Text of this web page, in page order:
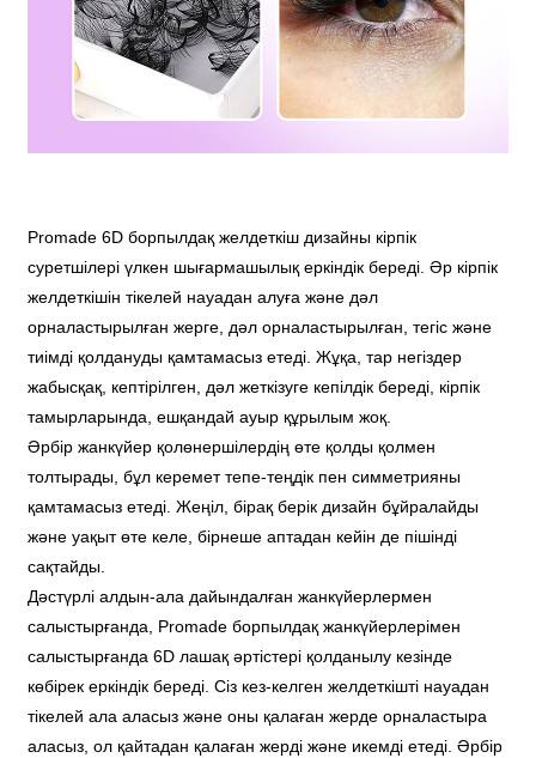
Promade 6D борпылдақ желдеткіш дизайны кірпік
суретшілері үлкен шығармашылық еркіндік береді. Әр кірпік
желдеткішін тікелей науадан алуға және дәл
орналастырылған жерге, дәл орналастырылған, тегіс және
тиімді қолдануды қамтамасыз етеді. Жұқа, тар негіздер
жабысқақ, кептірілген, дәл жеткізуге кепілдік береді, кірпік
тамырларында, ешқандай ауыр құрылым жоқ.
Әрбір жанкүйер қолөнершілердің өте қолды қолмен
толтырады, бұл керемет тепе-теңдік пен симметрияны
қамтамасыз етеді. Жеңіл, бірақ берік дизайн бұйралайды
және уақыт өте келе, бірнеше аптадан кейін де пішінді
сақтайды.
Дәстүрлі алдын-ала дайындалған жанкүйерлермен
салыстырғанда, Promade борпылдақ жанкүйерлерімен
салыстырғанда 6D лашақ әртістері қолданылу кезінде
көбірек еркіндік береді. Сіз кез-келген желдеткішті науадан
тікелей ала аласыз және оны қалаған жерде орналастыра
аласыз, ол қайтадан қалаған жерді және икемді етеді. Әрбір